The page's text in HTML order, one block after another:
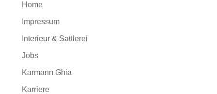
Home
Impressum
Interieur & Sattlerei
Jobs
Karmann Ghia
Karriere